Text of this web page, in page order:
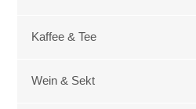
Kaffee & Tee
Wein & Sekt